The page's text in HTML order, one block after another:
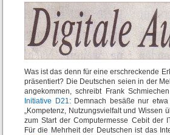
Was ist das denn für eine erschreckende
präsentiert? Die Deutschen seien in der
angekommen, schreibt Frank
Initiative D21: Demnach besäße nur
„Kompetenz, Nutzungsvielfalt und Wissen
zum Start der Computermesse Cebit der
Für die Mehrheit der Deutschen ist das